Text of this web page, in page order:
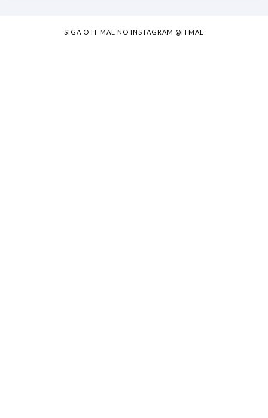
SIGA O IT MÃE NO INSTAGRAM @ITMAE